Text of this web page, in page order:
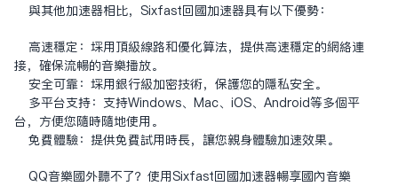
与其他加速器相比，Sixfast回国加速器具有以下优势：
高速稳定：采用顶级线路和优化算法，提供高速稳定的网络连
接，确保流畅的音乐播放。
安全可靠：采用银行级加密技术，保护您的隐私安全。
多平台支持：支持Windows、Mac、iOS、Android等多个平
台，方便您随时随地使用。
免费体验：提供免费试用时长，让您亲身体验加速效果。
QQ音乐国外听不了？使用Sixfast回国加速器畅享国内音乐